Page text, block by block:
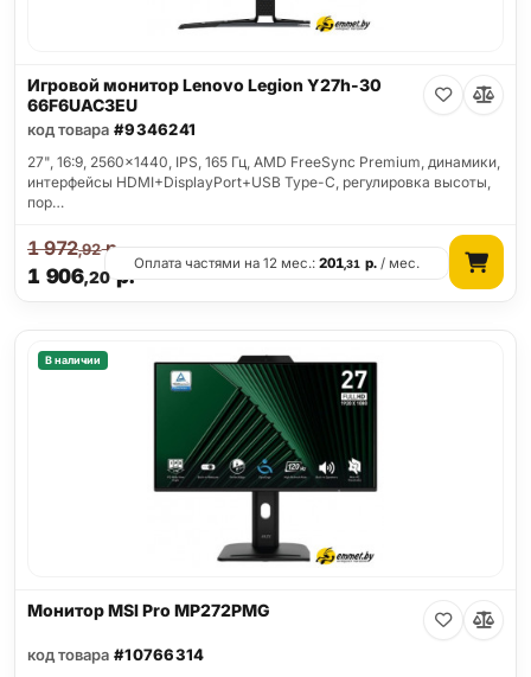
Игровой монитор Lenovo Legion Y27h-30
66F6UAC3EU
код товара #9346241
27", 16:9, 2560x1440, IPS, 165 Гц, AMD FreeSync Premium, динамики,
интерфейсы HDMI+DisplayPort+USB Type-C, регулировка высоты,
пор…
1 906,20 р.
1 972,92р.
Оплата частями на 12 мес.:201,31 р./ мес.
В наличии
Монитор MSI Pro MP272PMG
код товара #10766314